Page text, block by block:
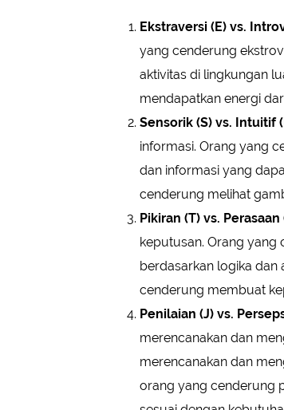
Ekstraversi (E) vs.
yang cenderung
aktivitas di lingkungan
mendapatkan energi
Sensorik (S) vs. Intuitif
informasi. Orang yang
dan informasi yang
cenderung melihat
Pikiran (T) vs. Perasaan
keputusan. Orang
berdasarkan logika dan
cenderung membuat
Penilaian (J) vs.
merencanakan dan
merencanakan dan
orang yang cenderung